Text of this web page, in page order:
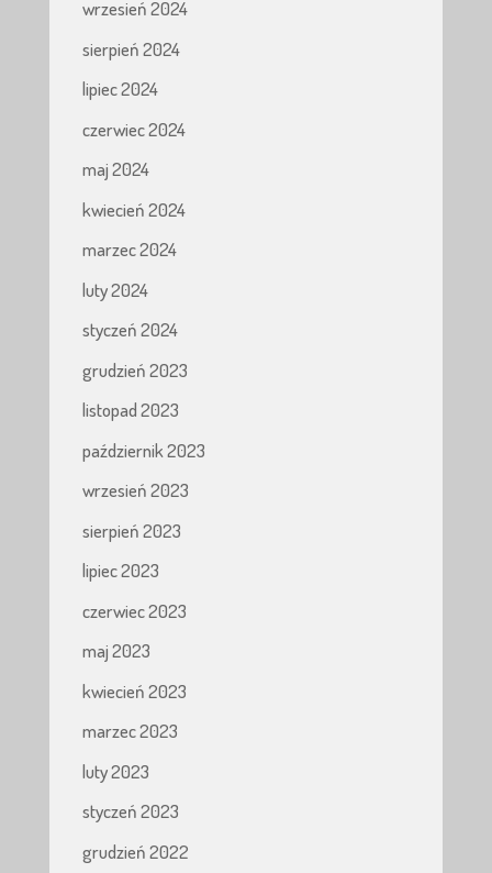
wrzesień 2024
sierpień 2024
lipiec 2024
czerwiec 2024
maj 2024
kwiecień 2024
marzec 2024
luty 2024
styczeń 2024
grudzień 2023
listopad 2023
październik 2023
wrzesień 2023
sierpień 2023
lipiec 2023
czerwiec 2023
maj 2023
kwiecień 2023
marzec 2023
luty 2023
styczeń 2023
grudzień 2022